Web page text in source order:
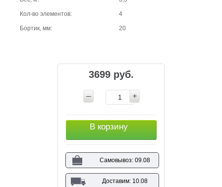
Кол-во элементов: 4
Бортик, мм: 20
3699 руб.
В корзину
Самовывоз: 09.08
Доставим: 10.08